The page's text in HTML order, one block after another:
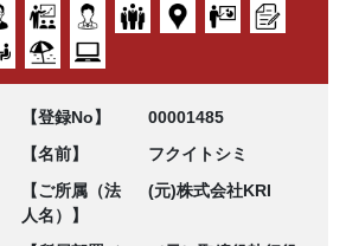
【登録No】
00001485
【名前】
フクイトシミ
【ご所属（法
人名）】
(元)株式会社KRI